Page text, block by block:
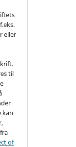
eller
til
kan
of